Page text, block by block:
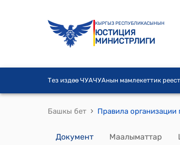
КЫРГЫЗ РЕСПУБЛИКАСЫНЫН
ЮСТИЦИЯ
МИНИСТРЛИГИ
Тез издөө ЧУАЧУАнын мамлекеттик
Башкы бет ›
Документ Маалыматтар